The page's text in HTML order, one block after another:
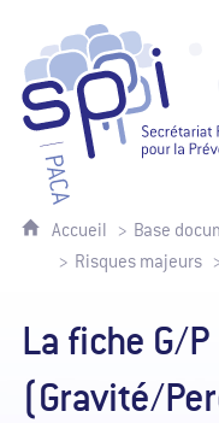
Accueil Base
Risques majeurs
La fiche G/P
(Gravité/